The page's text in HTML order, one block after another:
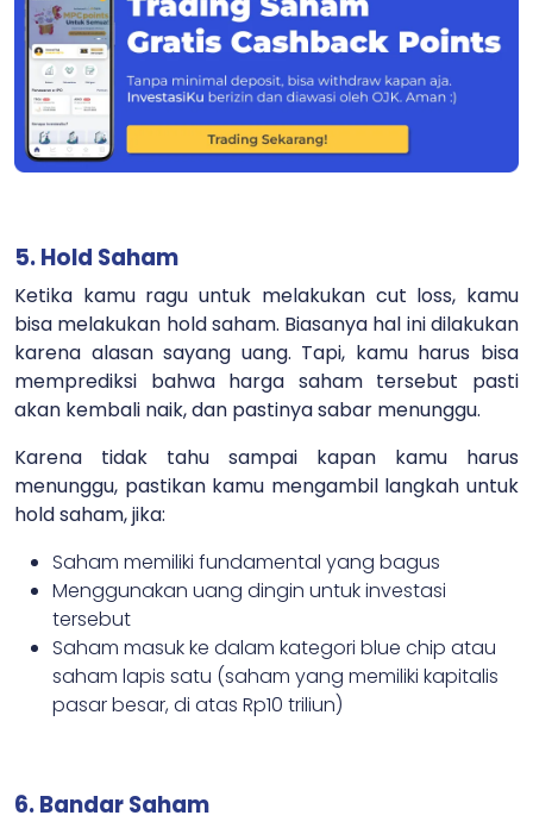
5. Hold Saham
Ketika kamu ragu untuk melakukan cut loss, kamu
bisa melakukan hold saham. Biasanya hal ini dilakukan
karena alasan sayang uang. Tapi, kamu harus bisa
memprediksi bahwa harga saham tersebut pasti
akan kembali naik, dan pastinya sabar menunggu.
Karena tidak tahu sampai kapan kamu harus
menunggu, pastikan kamu mengambil langkah untuk
hold saham, jika:
Saham memiliki fundamental yang bagus
Menggunakan uang dingin untuk investasi
tersebut
Saham masuk ke dalam kategori blue chip atau
saham lapis satu (saham yang memiliki kapitalis
pasar besar, di atas Rp10 triliun)
6. Bandar Saham